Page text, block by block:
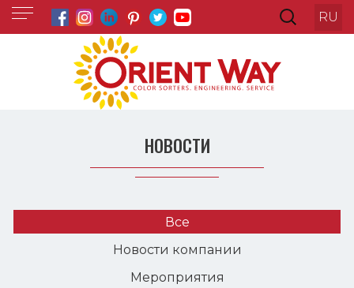
RU
НОВОСТИ
Все
Новости компании
Мероприятия